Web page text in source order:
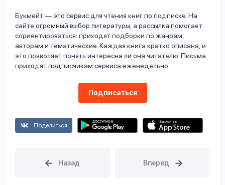
Букмейт — это сервис для чтения книг по подписке. На
сайте огромный выбор литературы, а рассылка помогает
сориентироваться: приходят подборки по жанрам,
авторам и тематические. Каждая книга кратко описана, и
это позволяет понять интересна ли она читателю. Письма
приходят подписчикам сервиса еженедельно.
Подписаться
Поделиться